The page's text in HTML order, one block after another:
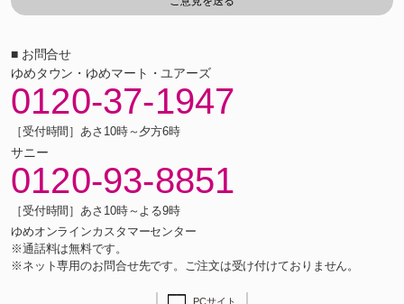
■ お問合せ
ゆめタウン・ゆめマート・ユアーズ
0120-37-1947
［受付時間］あさ10時～夕方6時
サニー
0120-93-8851
［受付時間］あさ10時～よる9時
ゆめオンラインカスタマーセンター
※通話料は無料です。
※ネット専用のお問合せ先です。ご注文は受け付けておりません。
PCサイト